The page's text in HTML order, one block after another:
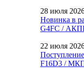
28 июля
Новинка в
G4FC /
22 июля
F16D3 /